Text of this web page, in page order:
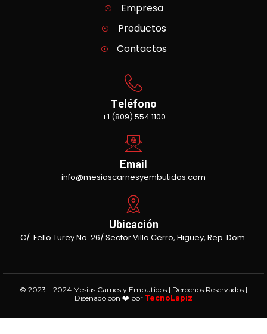
Empresa
Productos
Contactos
Teléfono
+1 (809) 554 1100
Email
info@mesiascarnesyembutidos.com
Ubicación
C/. Fello Turey No. 26/ Sector Villa Cerro, Higüey, Rep. Dom.
© 2023 – 2024 Mesias Carnes y Embutidos | Derechos Reservados |
Diseñado con ❤️ por TecnoLapiz